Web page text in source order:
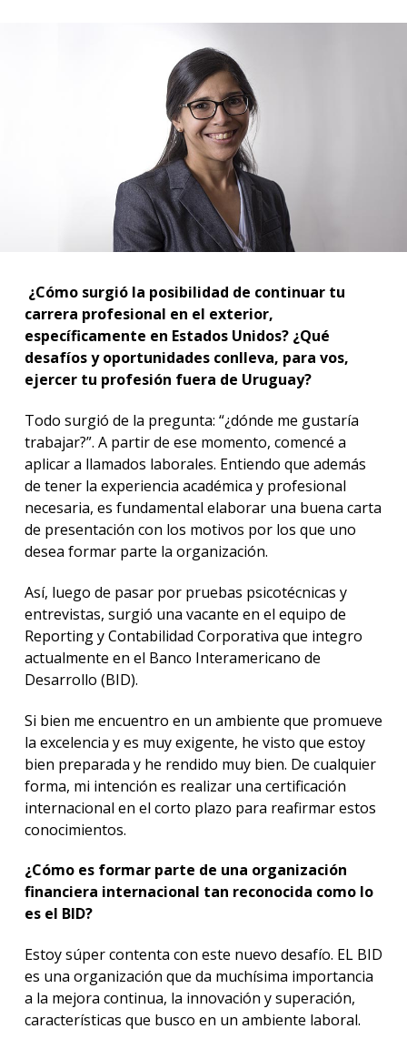
¿Cómo surgió la posibilidad de continuar tu
carrera profesional en el exterior,
específicamente en Estados Unidos? ¿Qué
desafíos y oportunidades conlleva, para vos,
ejercer tu profesión fuera de Uruguay?
Todo surgió de la pregunta: “¿dónde me gustaría
trabajar?”. A partir de ese momento, comencé a
aplicar a llamados laborales. Entiendo que además
de tener la experiencia académica y profesional
necesaria, es fundamental elaborar una buena carta
de presentación con los motivos por los que uno
desea formar parte la organización.
Así, luego de pasar por pruebas psicotécnicas y
entrevistas, surgió una vacante en el equipo de
Reporting y Contabilidad Corporativa que integro
actualmente en el Banco Interamericano de
Desarrollo (BID).
Si bien me encuentro en un ambiente que promueve
la excelencia y es muy exigente, he visto que estoy
bien preparada y he rendido muy bien. De cualquier
forma, mi intención es realizar una certificación
internacional en el corto plazo para reafirmar estos
conocimientos.
¿Cómo es formar parte de una organización
financiera internacional tan reconocida como lo
es el BID?
Estoy súper contenta con este nuevo desafío. EL BID
es una organización que da muchísima importancia
a la mejora continua, la innovación y superación,
características que busco en un ambiente laboral.